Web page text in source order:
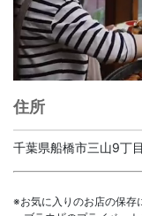
住所
千葉県船橋市三山9丁
※お気に入りのお店の保存